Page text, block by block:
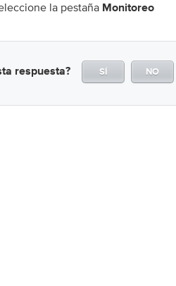
la pestaña Monitoreo
respuesta? SÍ NO